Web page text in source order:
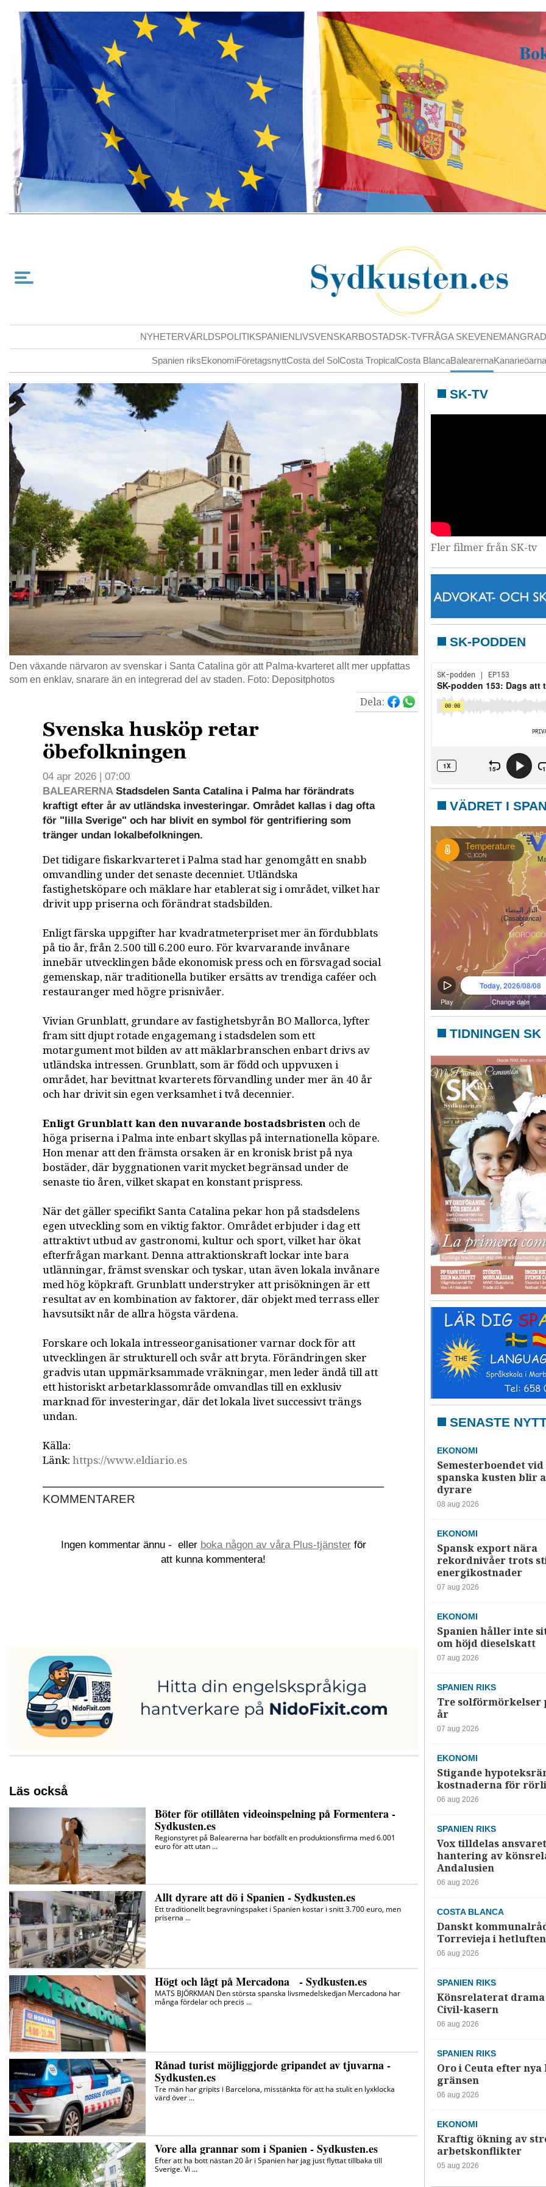
NYHETERVÄRLDSPOLITIKSPANIENLIVSVENSKARBOSTADSK-TVFRÅGA SKEVENEMANG
Spanien riksEkonomiFöretagsnyttCosta del SolCosta TropicalCosta BlancaBalearerna
Den växande närvaron av svenskar i Santa Catalina gör att Palma-kvarteret allt mer uppfattas
som en enklav, snarare än en integrerad del av staden. Foto: Depositphotos
Dela:
Svenska husköp retar
öbefolkningen
04 apr 2026 | 07:00
BALEARERNAStadsdelen Santa Catalina i Palma har förändrats
kraftigt efter år av utländska investeringar. Området kallas i dag ofta
för "lilla Sverige" och har blivit en symbol för gentrifiering som
tränger undan lokalbefolkningen.
Det tidigare fiskarkvarteret i Palma stad har genomgått en snabb
omvandling under det senaste decenniet. Utländska
fastighetsköpare och mäklare har etablerat sig i området, vilket har
drivit upp priserna och förändrat stadsbilden.
Enligt färska uppgifter har kvadratmeterpriset mer än fördubblats
på tio år, från 2.500 till 6.200 euro. För kvarvarande invånare
innebär utvecklingen både ekonomisk press och en försvagad social
gemenskap, när traditionella butiker ersätts av trendiga caféer och
restauranger med högre prisnivåer.
Vivian Grunblatt, grundare av fastighetsbyrån BO Mallorca, lyfter
fram sitt djupt rotade engagemang i stadsdelen som ett
motargument mot bilden av att mäklarbranschen enbart drivs av
utländska intressen. Grunblatt, som är född och uppvuxen i
området, har bevittnat kvarterets förvandling under mer än 40 år
och har drivit sin egen verksamhet i två decennier.
Enligt Grunblatt kan den nuvarande bostadsbristen och de
höga priserna i Palma inte enbart skyllas på internationella köpare.
Hon menar att den främsta orsaken är en kronisk brist på nya
bostäder, där byggnationen varit mycket begränsad under de
senaste tio åren, vilket skapat en konstant prispress.
När det gäller specifikt Santa Catalina pekar hon på stadsdelens
egen utveckling som en viktig faktor. Området erbjuder i dag ett
attraktivt utbud av gastronomi, kultur och sport, vilket har ökat
efterfrågan markant. Denna attraktionskraft lockar inte bara
utlänningar, främst svenskar och tyskar, utan även lokala invånare
med hög köpkraft. Grunblatt understryker att prisökningen är ett
resultat av en kombination av faktorer, där objekt med terrass eller
havsutsikt når de allra högsta värdena.
Forskare och lokala intresseorganisationer varnar dock för att
utvecklingen är strukturell och svår att bryta. Förändringen sker
gradvis utan uppmärksammade vräkningar, men leder ändå till att
ett historiskt arbetarklassområde omvandlas till en exklusiv
marknad för investeringar, där det lokala livet successivt trängs
undan.
Källa:
Länk:https://www.eldiario.es
KOMMENTARER
Ingen kommentar ännu - eller boka någon av våra Plus-tjänsterför
att kunna kommentera!
SK-TV
Fler filmer från SK-tv
SK-PODDEN
VÄDRET I
TIDNINGEN SK
SENASTE
EKONOMI
Semesterboendet vid
spanska kusten blir
dyrare
08 aug 2026
EKONOMI
Spansk export nära
rekordnivåer trots
energikostnader
07 aug 2026
EKONOMI
Spanien håller inte
om höjd dieselskatt
07 aug 2026
SPANIEN RIKS
Tre solförmörkelser
år
07 aug 2026
EKONOMI
Stigande
kostnaderna för
06 aug 2026
SPANIEN RIKS
Vox tilldelas
hantering av
Andalusien
06 aug 2026
COSTA BLANCA
Danskt
Torrevieja i hetluften
06 aug 2026
SPANIEN RIKS
Könsrelaterat
Civil-kasern
06 aug 2026
SPANIEN RIKS
Oro i Ceuta efter
gränsen
06 aug 2026
EKONOMI
Kraftig ökning av
arbetskonflikter
05 aug 2026